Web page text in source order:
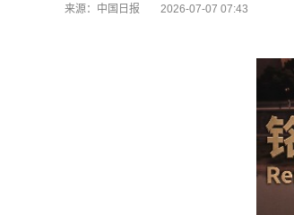
来源：中国日报 2026-07-07 07:43